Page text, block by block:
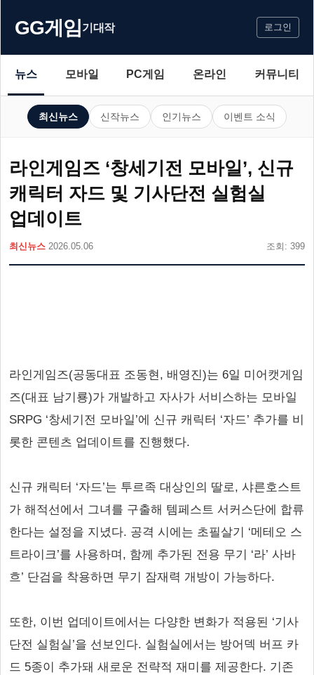
GG게임기대작 로그인
뉴스 모바일 PC게임 온라인 커뮤니티
최신뉴스 신작뉴스 인기뉴스 이벤트 소식
라인게임즈 ‘창세기전 모바일’, 신규
캐릭터 자드 및 기사단전 실험실
업데이트
최신뉴스 2026.05.06 조회: 399
라인게임즈(공동대표 조동현, 배영진)는 6일 미어캣게임
즈(대표 남기룡)가 개발하고 자사가 서비스하는 모바일
SRPG ‘창세기전 모바일’에 신규 캐릭터 ‘자드’ 추가를 비
롯한 콘텐츠 업데이트를 진행했다.
신규 캐릭터 ‘자드’는 투르족 대상인의 딸로, 샤른호스트
가 해적선에서 그녀를 구출해 템페스트 서커스단에 합류
한다는 설정을 지녔다. 공격 시에는 초필살기 ‘메테오 스
트라이크’를 사용하며, 함께 추가된 전용 무기 ‘라’ 사바
흐’ 단검을 착용하면 무기 잠재력 개방이 가능하다.
또한, 이번 업데이트에서는 다양한 변화가 적용된 ‘기사
단전 실험실’을 선보인다. 실험실에서는 방어덱 버프 카
드 5종이 추가돼 새로운 전략적 재미를 제공한다. 기존